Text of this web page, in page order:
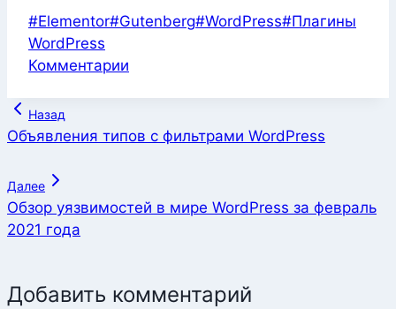
Метки
записи:
#Elementor#Gutenberg#WordPress#Плагины
WordPress
Комментарии
Навигация
по
Назад
Объявления типов с фильтрами WordPress
Далее
Обзор уязвимостей в мире WordPress за февраль
2021 года
Добавить комментарий